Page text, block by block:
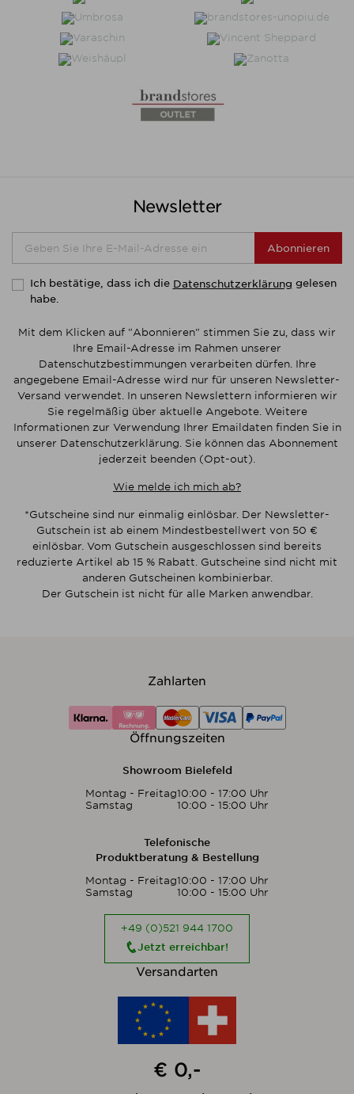
Newsletter
Abonnieren
Ich bestätige, dass ich die Datenschutzerklärung gelesen
habe.
Mit dem Klicken auf "Abonnieren" stimmen Sie zu, dass wir
Ihre Email-Adresse im Rahmen unserer
Datenschutzbestimmungen verarbeiten dürfen. Ihre
angegebene Email-Adresse wird nur für unseren Newsletter-
Versand verwendet. In unseren Newslettern informieren wir
Sie regelmäßig über aktuelle Angebote. Weitere
Informationen zur Verwendung Ihrer Emaildaten finden Sie in
unserer Datenschutzerklärung. Sie können das Abonnement
jederzeit beenden (Opt-out).
Wie melde ich mich ab?
*Gutscheine sind nur einmalig einlösbar. Der Newsletter-
Gutschein ist ab einem Mindestbestellwert von 50 €
einlösbar. Vom Gutschein ausgeschlossen sind bereits
reduzierte Artikel ab 15 % Rabatt. Gutscheine sind nicht mit
anderen Gutscheinen kombinierbar.
Der Gutschein ist nicht für alle Marken anwendbar.
Zahlarten
Öffnungszeiten
Showroom Bielefeld
Montag - Freitag10:00 - 17:00 Uhr
Samstag
10:00 - 15:00 Uhr
Telefonische
Produktberatung & Bestellung
Montag - Freitag10:00 - 17:00 Uhr
Samstag
10:00 - 15:00 Uhr
+49 (0)521 944 1700
Jetzt erreichbar!
Versandarten
€ 0,-